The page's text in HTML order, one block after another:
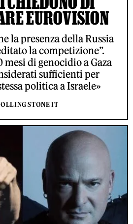
EUROVISION
la presenza della Russia
la competizione”.
di genocidio a Gaza
sufficienti per
politica a Israele»
STONE IT